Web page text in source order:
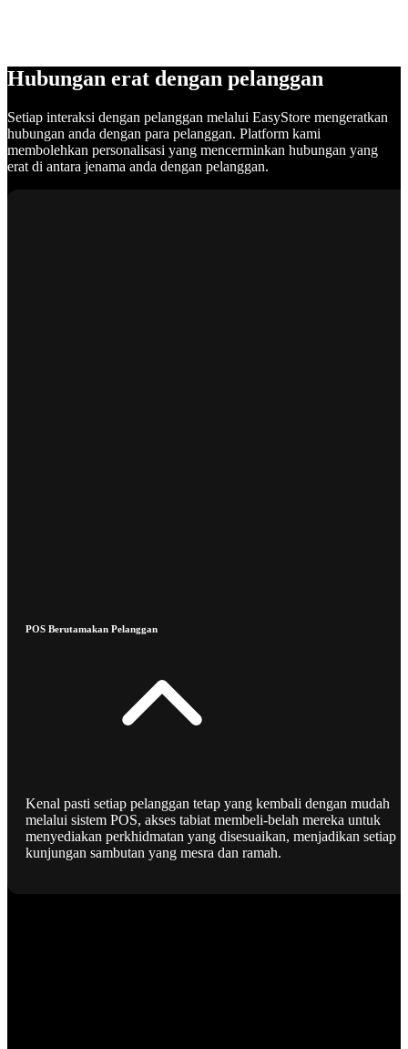
Hubungan erat dengan pelanggan
Setiap interaksi dengan pelanggan melalui EasyStore mengeratkan
hubungan anda dengan para pelanggan. Platform kami
membolehkan personalisasi yang mencerminkan hubungan yang
erat di antara jenama anda dengan pelanggan.
POS Berutamakan Pelanggan
Kenal pasti setiap pelanggan tetap yang kembali dengan mudah
melalui sistem POS, akses tabiat membeli-belah mereka untuk
menyediakan perkhidmatan yang disesuaikan, menjadikan setiap
kunjungan sambutan yang mesra dan ramah.